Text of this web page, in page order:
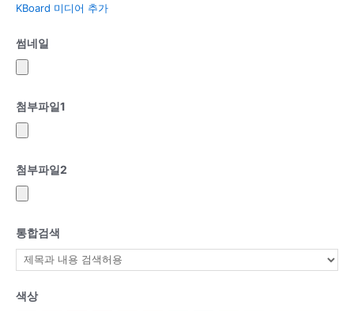
KBoard 미디어 추가
썸네일
첨부파일1
첨부파일2
통합검색
색상